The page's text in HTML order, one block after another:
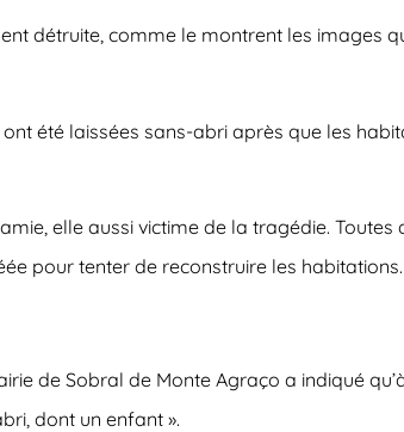
détruite, comme le montrent les images
été laissées sans-abri après que les
elle aussi victime de la tragédie.
pour tenter de reconstruire les habitations.
de Sobral de Monte Agraço a indiqué
dont un enfant ».